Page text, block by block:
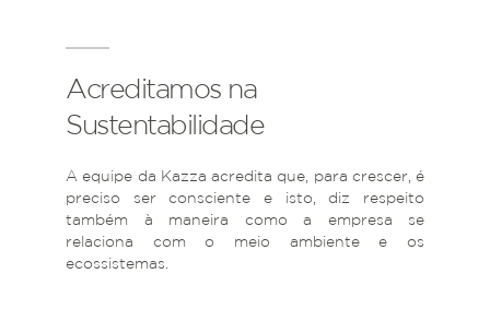
Acreditamos na
Sustentabilidade
A equipe da Kazza acredita que, para crescer, é
preciso ser consciente e isto, diz respeito
também à maneira como a empresa se
relaciona com o meio ambiente e os
ecossistemas.